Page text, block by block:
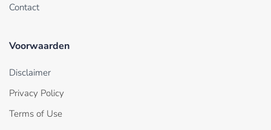
Contact
Voorwaarden
Disclaimer
Privacy Policy
Terms of Use